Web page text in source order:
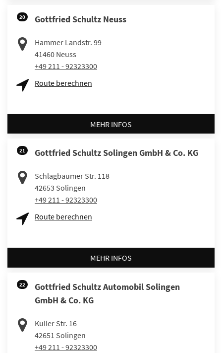
20 Gottfried Schultz Neuss
Hammer Landstr. 99
41460 Neuss
+49 211 - 92323300
Route berechnen
MEHR INFOS
21 Gottfried Schultz Solingen GmbH & Co. KG
Schlagbaumer Str. 118
42653 Solingen
+49 211 - 92323300
Route berechnen
MEHR INFOS
22
Gottfried Schultz Automobil Solingen
GmbH & Co. KG
Kuller Str. 16
42651 Solingen
+49 211 - 92323300